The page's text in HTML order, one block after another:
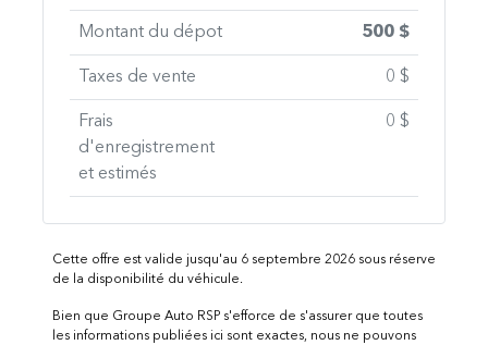
Montant du dépot 500 $
Taxes de vente 0 $
Frais
d'enregistrement
et estimés
0 $
Cette offre est valide jusqu'au 6 septembre 2026 sous réserve
de la disponibilité du véhicule.
Bien que Groupe Auto RSP s'efforce de s'assurer que toutes
les informations publiées ici sont exactes, nous ne pouvons